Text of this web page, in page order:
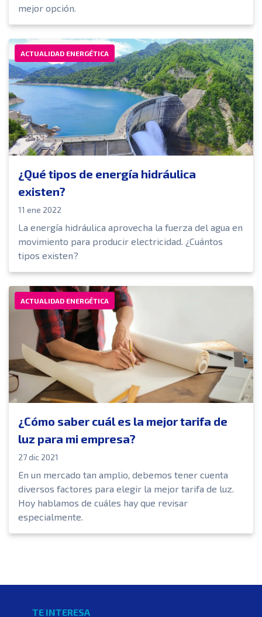
mejor opción.
ACTUALIDAD ENERGÉTICA
¿Qué tipos de energía hidráulica
existen?
11 ene 2022
La energía hidráulica aprovecha la fuerza del agua en
movimiento para producir electricidad. ¿Cuántos
tipos existen?
ACTUALIDAD ENERGÉTICA
¿Cómo saber cuál es la mejor tarifa de
luz para mi empresa?
27 dic 2021
En un mercado tan amplio, debemos tener cuenta
diversos factores para elegir la mejor tarifa de luz.
Hoy hablamos de cuáles hay que revisar
especialmente.
TE INTERESA